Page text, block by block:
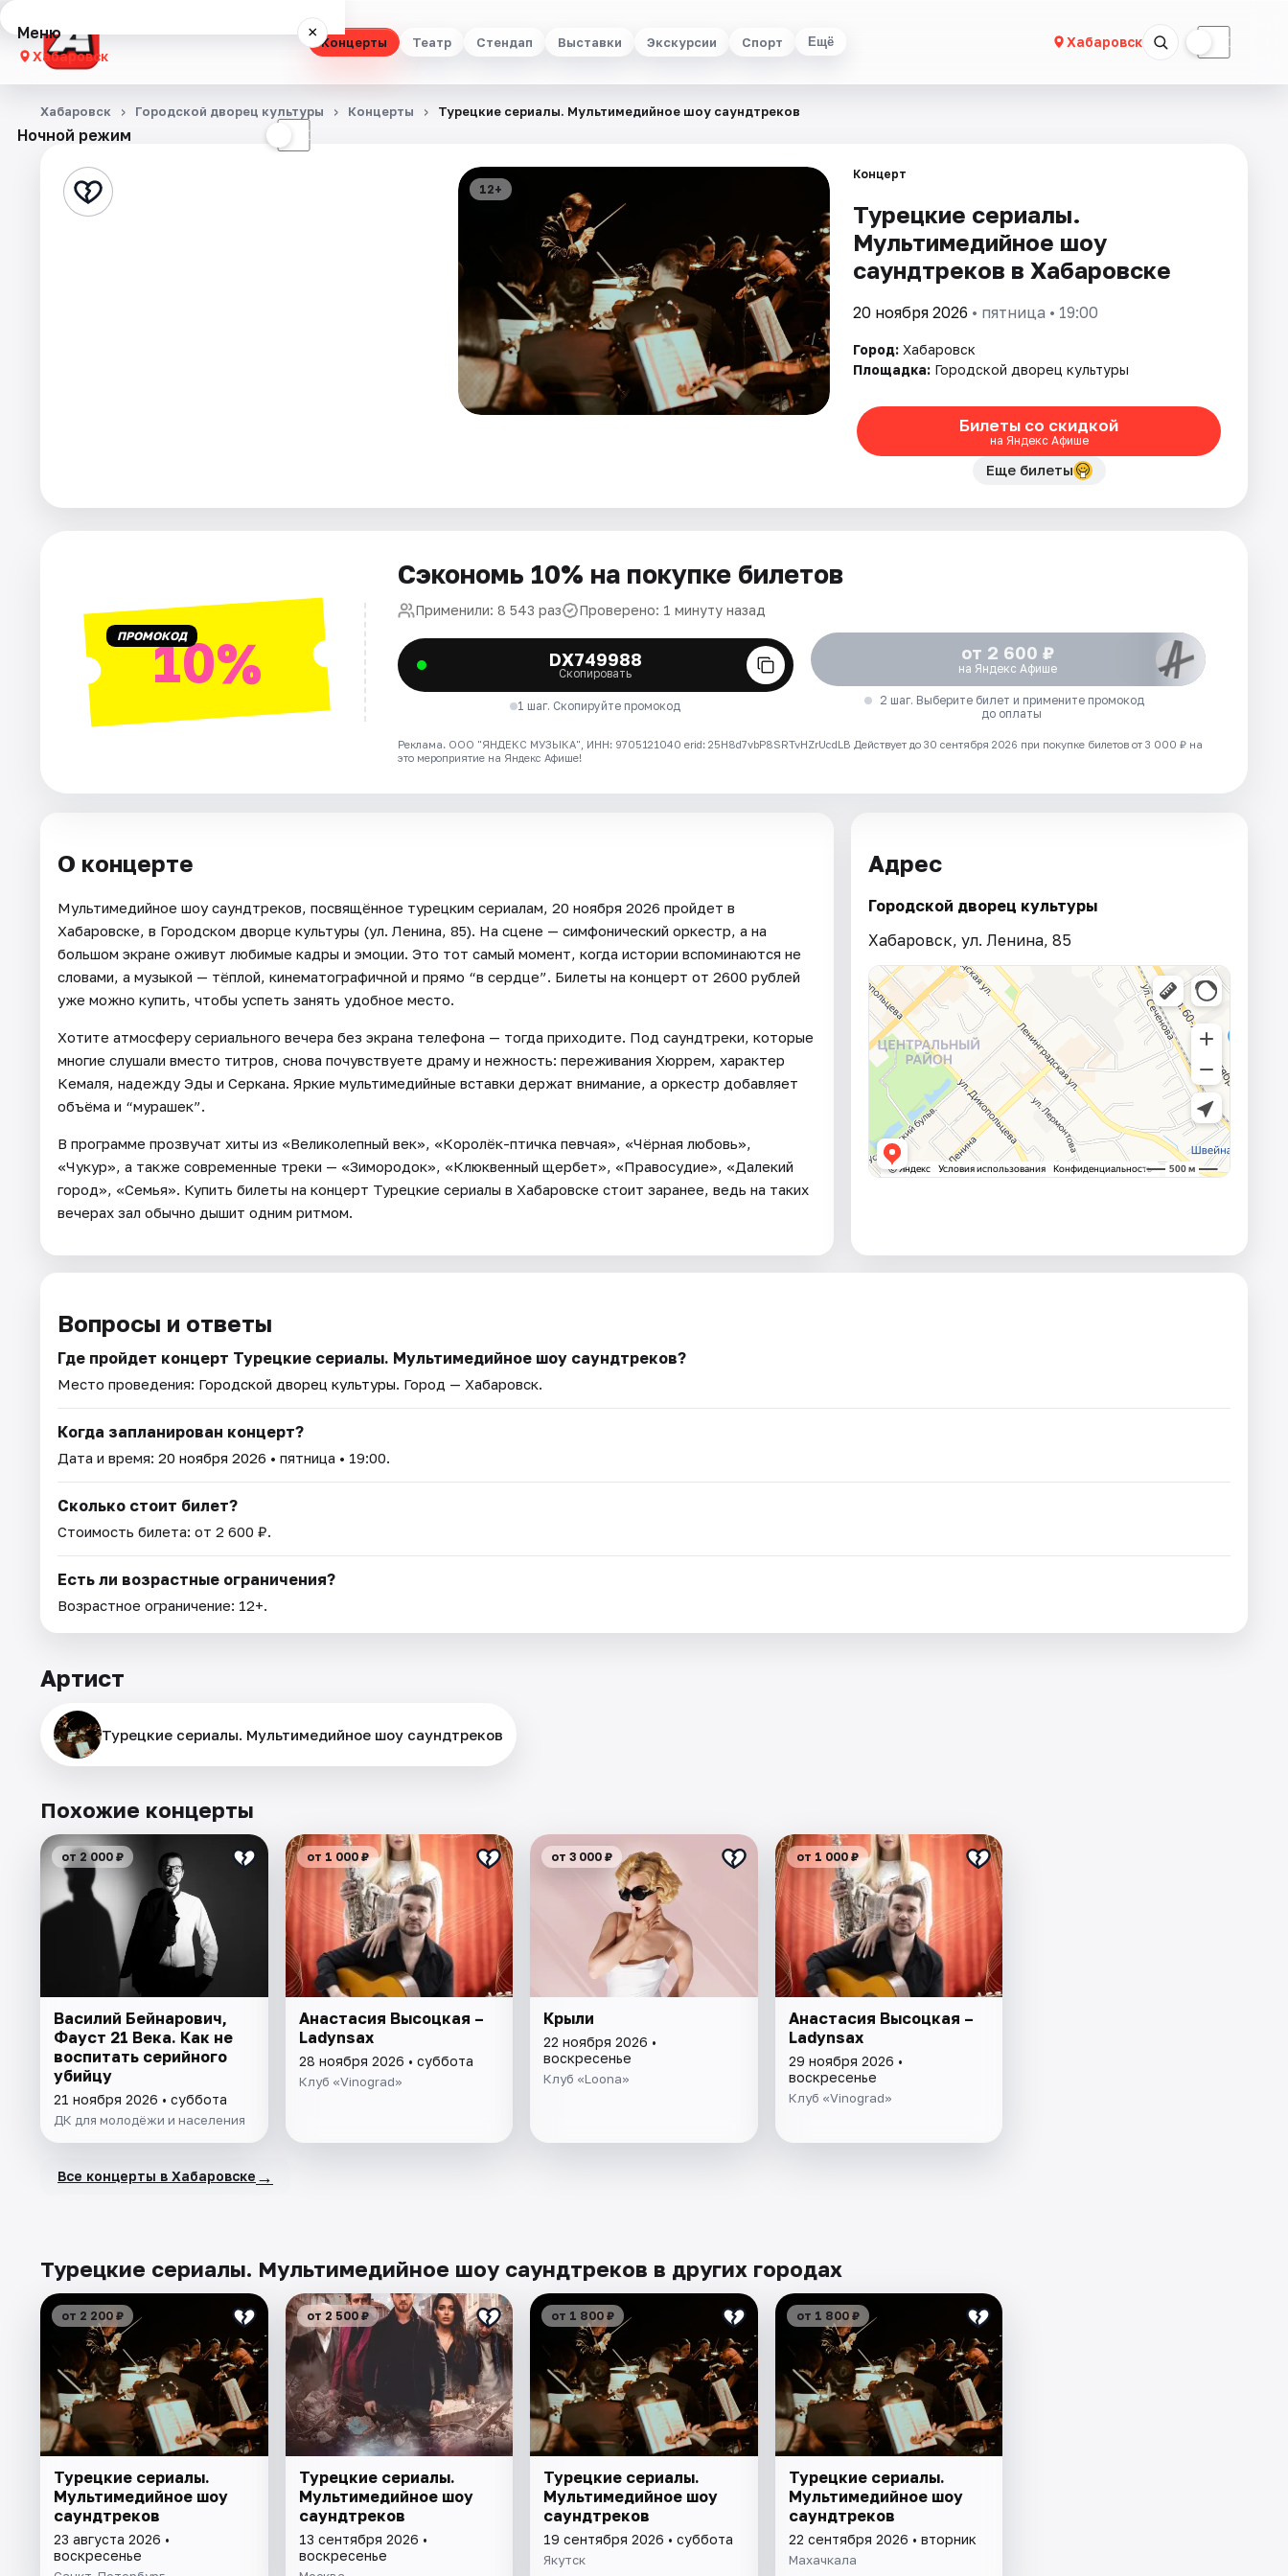
Концерты Театр Стендап Выставки Экскурсии Спорт Ещё Хабаровск ☾
Меню ×
Хабаровск
Концерты
Стендап
Ночной режим ☾
Хабаровск Городской дворец культуры Концерты Турецкие сериалы. Мультимедийное шоу саундтреков
12+
Концерт
Турецкие сериалы.
Мультимедийное шоу
саундтреков в Хабаровске
20 ноября 2026 • пятница • 19:00
Город: Хабаровск
Площадка: Городской дворец культуры
Билеты со скидкой
на Яндекс Афише
Еще билеты
ПРОМОКОД10%
Сэкономь 10% на покупке билетов
Применили: 8 543 раз Проверено: 1 минуту назад
DX749988
Скопировать
1 шаг. Скопируйте промокод
от 2 600 ₽
на Яндекс Афише
2 шаг. Выберите билет и примените промокод
до оплаты
Реклама. ООО "ЯНДЕКС МУЗЫКА", ИНН: 9705121040 erid: 25H8d7vbP8SRTvHZrUcdLB Действует до 30 сентября 2026 при покупке билетов от 3 000 ₽ на
это мероприятие на Яндекс Афише!
О концерте
Мультимедийное шоу саундтреков, посвящённое турецким сериалам, 20 ноября 2026 пройдет в
Хабаровске, в Городском дворце культуры (ул. Ленина, 85). На сцене — симфонический оркестр, а на
большом экране оживут любимые кадры и эмоции. Это тот самый момент, когда истории вспоминаются не
словами, а музыкой — тёплой, кинематографичной и прямо “в сердце”. Билеты на концерт от 2600 рублей
уже можно купить, чтобы успеть занять удобное место.
Хотите атмосферу сериального вечера без экрана телефона — тогда приходите. Под саундтреки, которые
многие слушали вместо титров, снова почувствуете драму и нежность: переживания Хюррем, характер
Кемаля, надежду Эды и Серкана. Яркие мультимедийные вставки держат внимание, а оркестр добавляет
объёма и “мурашек”.
В программе прозвучат хиты из «Великолепный век», «Королёк-птичка певчая», «Чёрная любовь»,
«Чукур», а также современные треки — «Зимородок», «Клюквенный щербет», «Правосудие», «Далекий
город», «Семья». Купить билеты на концерт Турецкие сериалы в Хабаровске стоит заранее, ведь на таких
вечерах зал обычно дышит одним ритмом.
Адрес
Городской дворец культуры
Хабаровск, ул. Ленина, 85
Вопросы и ответы
Где пройдет концерт Турецкие сериалы. Мультимедийное шоу саундтреков?
Место проведения: Городской дворец культуры. Город — Хабаровск.
Когда запланирован концерт?
Дата и время: 20 ноября 2026 • пятница • 19:00.
Сколько стоит билет?
Стоимость билета: от 2 600 ₽.
Есть ли возрастные ограничения?
Возрастное ограничение: 12+.
Артист
Турецкие сериалы. Мультимедийное шоу саундтреков
Похожие концерты
от 2 000 ₽
Василий Бейнарович,
Фауст 21 Века. Как не
воспитать серийного
убийцу
21 ноября 2026 • суббота
ДК для молодёжи и населения
от 1 000 ₽
Анастасия Высоцкая –
Ladynsax
28 ноября 2026 • суббота
Клуб «Vinograd»
от 3 000 ₽
Крыли
22 ноября 2026 •
воскресенье
Клуб «Loona»
от 1 000 ₽
Анастасия Высоцкая –
Ladynsax
29 ноября 2026 •
воскресенье
Клуб «Vinograd»
Все концерты в Хабаровске →
Турецкие сериалы. Мультимедийное шоу саундтреков в других городах
от 2 200 ₽
Турецкие сериалы.
Мультимедийное шоу
саундтреков
23 августа 2026 •
воскресенье
от 2 500 ₽
Турецкие сериалы.
Мультимедийное шоу
саундтреков
13 сентября 2026 •
воскресенье
от 1 800 ₽
Турецкие сериалы.
Мультимедийное шоу
саундтреков
19 сентября 2026 • суббота
Якутск
от 1 800 ₽
Турецкие сериалы.
Мультимедийное шоу
саундтреков
22 сентября 2026 • вторник
Махачкала